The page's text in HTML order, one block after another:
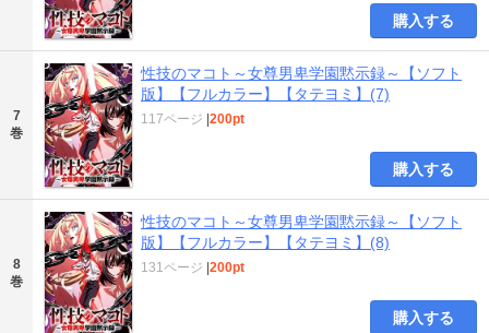
購入する
7
巻
性技のマコト～女尊男卑学園黙示録～【ソフト
版】【フルカラー】【タテヨミ】(7)
117ページ |200pt
購入する
8
巻
性技のマコト～女尊男卑学園黙示録～【ソフト
版】【フルカラー】【タテヨミ】(8)
131ページ |200pt
購入する